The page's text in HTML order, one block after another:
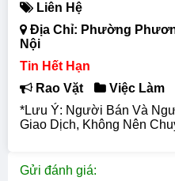
Liên Hệ
Địa Chỉ: Phường
Nội
Tin Hết Hạn
Rao Vặt
Việc Làm
*Lưu Ý: Người Bán Và
Giao Dịch, Không Nên
Gửi đánh giá: